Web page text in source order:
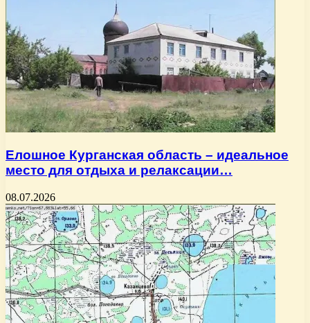
Елошное Курганская область – идеальное
место для отдыха и релаксации…
08.07.2026